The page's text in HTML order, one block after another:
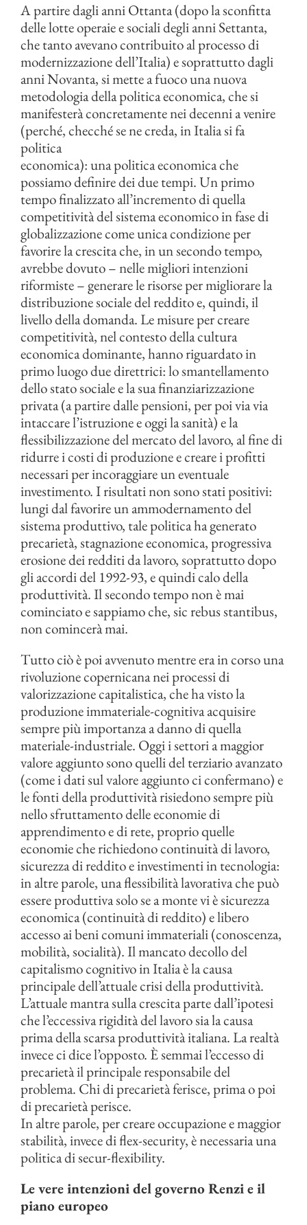
A partire dagli anni Ottanta (dopo la sconfitta
delle lotte operaie e sociali degli anni Settanta,
che tanto avevano contribuito al processo di
modernizzazione dell’Italia) e soprattutto dagli
anni Novanta, si mette a fuoco una nuova
metodologia della politica economica, che si
manifesterà concretamente nei decenni a venire
(perché, checché se ne creda, in Italia si fa
politica
economica): una politica economica che
possiamo definire dei due tempi. Un primo
tempo finalizzato all’incremento di quella
competitività del sistema economico in fase di
globalizzazione come unica condizione per
favorire la crescita che, in un secondo tempo,
avrebbe dovuto – nelle migliori intenzioni
riformiste – generare le risorse per migliorare la
distribuzione sociale del reddito e, quindi, il
livello della domanda. Le misure per creare
competitività, nel contesto della cultura
economica dominante, hanno riguardato in
primo luogo due direttrici: lo smantellamento
dello stato sociale e la sua finanziarizzazione
privata (a partire dalle pensioni, per poi via via
intaccare l’istruzione e oggi la sanità) e la
flessibilizzazione del mercato del lavoro, al fine di
ridurre i costi di produzione e creare i profitti
necessari per incoraggiare un eventuale
investimento. I risultati non sono stati positivi:
lungi dal favorire un ammodernamento del
sistema produttivo, tale politica ha generato
precarietà, stagnazione economica, progressiva
erosione dei redditi da lavoro, soprattutto dopo
gli accordi del 1992-93, e quindi calo della
produttività. Il secondo tempo non è mai
cominciato e sappiamo che, sic rebus stantibus,
non comincerà mai.
Tutto ciò è poi avvenuto mentre era in corso una
rivoluzione copernicana nei processi di
valorizzazione capitalistica, che ha visto la
produzione immateriale-cognitiva acquisire
sempre più importanza a danno di quella
materiale-industriale. Oggi i settori a maggior
valore aggiunto sono quelli del terziario avanzato
(come i dati sul valore aggiunto ci confermano) e
le fonti della produttività risiedono sempre più
nello sfruttamento delle economie di
apprendimento e di rete, proprio quelle
economie che richiedono continuità di lavoro,
sicurezza di reddito e investimenti in tecnologia:
in altre parole, una flessibilità lavorativa che può
essere produttiva solo se a monte vi è sicurezza
economica (continuità di reddito) e libero
accesso ai beni comuni immateriali (conoscenza,
mobilità, socialità). Il mancato decollo del
capitalismo cognitivo in Italia è la causa
principale dell’attuale crisi della produttività.
L’attuale mantra sulla crescita parte dall’ipotesi
che l’eccessiva rigidità del lavoro sia la causa
prima della scarsa produttività italiana. La realtà
invece ci dice l’opposto. È semmai l’eccesso di
precarietà il principale responsabile del
problema. Chi di precarietà ferisce, prima o poi
di precarietà perisce.
In altre parole, per creare occupazione e maggior
stabilità, invece di flex-security, è necessaria una
politica di secur-flexibility.
Le vere intenzioni del governo Renzi e il
piano europeo